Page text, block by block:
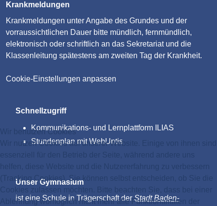
Krankmeldungen
Krankmeldungen unter Angabe des Grundes und der
vorraussichtlichen Dauer bitte mündlich, fernmündlich,
elektronisch oder schriftlich an das Sekretariat und die
Klassenleitung spätestens am zweiten Tag der Krankheit.
Cookie-Einstellungen anpassen
Schnellzugriff
Kommunikations- und Lernplattform ILIAS
Stundenplan mit WebUntis
Unser Gymnasium
ist eine Schule in Trägerschaft derStadt Baden-
Wir benutzen Cookies
Wir nutzen Cookies auf unserer Website. Einige von ihnen sind
essenziell für den Betrieb der Seite, während andere uns
helfen, diese Website und die Nutzererfahrung zu verbessern
(Tracking Cookies). Sie können selbst entscheiden, ob Sie die
Cookies zulassen möchten. Bitte beachten Sie, dass bei einer
Ablehnung womöglich nicht mehr alle Funktionalitäten der